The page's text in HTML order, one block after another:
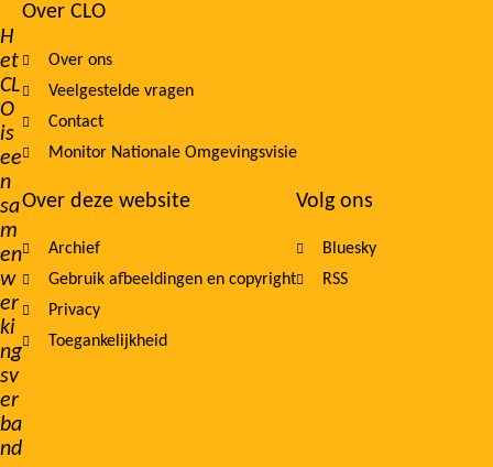
H
et
CL
O
is
ee
n
sa
m
en
w
er
ki
ng
sv
er
ba
nd
Footer
navigation
Over CLO
Over ons
Veelgestelde vragen
Contact
Monitor Nationale Omgevingsvisie
Over deze website
Archief
Gebruik afbeeldingen en copyright
Privacy
Toegankelijkheid
Volg ons
Bluesky
RSS